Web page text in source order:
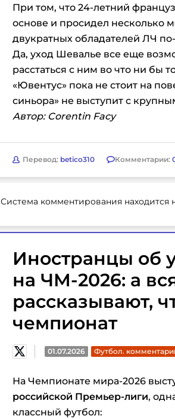
При том, что 24-летний
основе и просидел несколько
двукратных обладателей ЛЧ
Да, уход Шевалье все еще
расстаться с ним во что ни бы
«Ювентус» пока не стоит на
синьора» не выступит с
Автор: Corentin Facy
Перевод: betico310 Комментарии:
Система комментирования находится
Иностранцы об
на ЧМ-2026: а
рассказывают,
чемпионат
01.07.2026 Футбол.
На Чемпионате мира-2026
российской Премьер-лиги,
классный футбол: